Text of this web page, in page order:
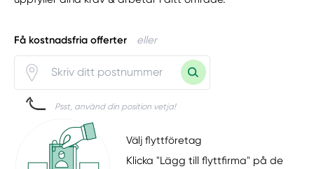
Få kostnadsfria offerter eller
Psst, använd din position vetja!
Välj flyttföretag
Klicka "Lägg till flyttfirma" på de